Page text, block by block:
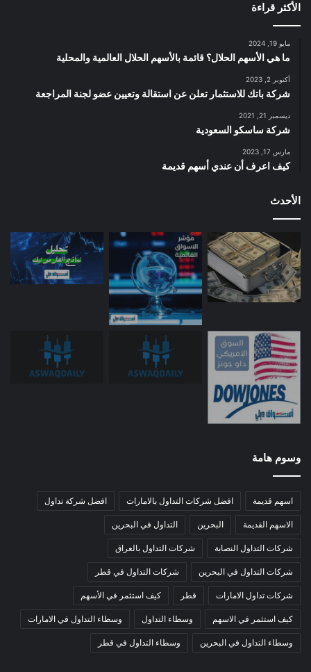
الأكثر قراءة
مايو 19, 2024
ما هي الأسهم الحلال؟ قائمة بالأسهم الحلال العالمية والمحلية
أكتوبر 2, 2023
شركة باتك للاستثمار تعلن عن استقالة وتعيين عضو لجنة المراجعة
ديسمبر 21, 2021
شركة ساسكو السعودية
مارس 17, 2023
كيف اعرف أن عندي أسهم قديمة
الأحدث
وسوم هامة
اسهم قديمة افضل شركات التداول بالامارات افضل شركة تداول
الاسهم القديمة البحرين التداول في البحرين
شركات التداول النصابة شركات التداول بالعراق
شركات التداول في البحرين شركات التداول في قطر
شركات تداول الامارات قطر كيف استثمر في الأسهم
كيف استثمر في الاسهم وسطاء التداول وسطاء التداول في الامارات
وسطاء التداول في البحرين وسطاء التداول في قطر